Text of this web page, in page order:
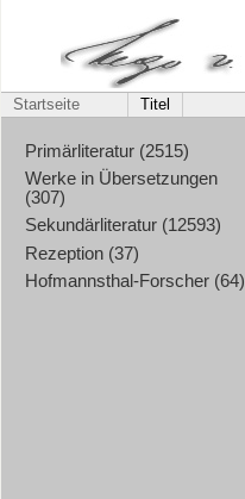
Startseite Titel
Primärliteratur (2515)
Werke in Übersetzungen
(307)
Sekundärliteratur (12593)
Rezeption (37)
Hofmannsthal-Forscher (64)